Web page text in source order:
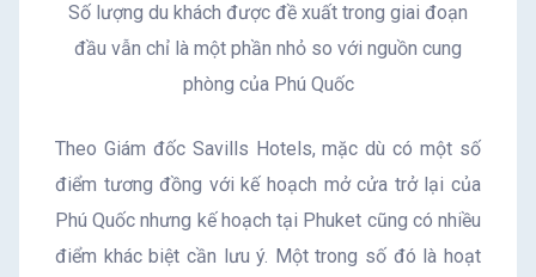
Số lượng du khách được đề xuất trong giai đoạn
đầu vẫn chỉ là một phần nhỏ so với nguồn cung
phòng của Phú Quốc
Theo Giám đốc Savills Hotels, mặc dù có một số
điểm tương đồng với kế hoạch mở cửa trở lại của
Phú Quốc nhưng kế hoạch tại Phuket cũng có nhiều
điểm khác biệt cần lưu ý. Một trong số đó là hoạt